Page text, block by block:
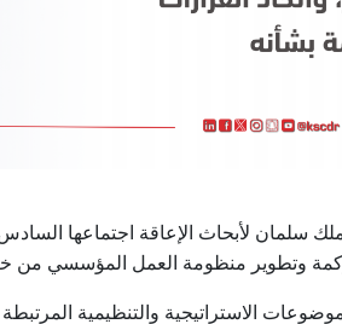
سلمان لأبحاث الإعاقة اجتماعها
وتطوير منظومة العمل المؤسسي من
الاستراتيجية والتنظيمية المرتبطة